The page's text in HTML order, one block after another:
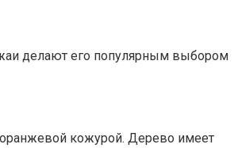
делают его популярным выбором
оранжевой кожурой. Дерево имеет